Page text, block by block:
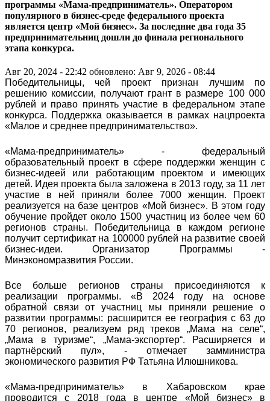
программы «Мама-предприниматель». Оператором
популярного в бизнес-среде федерального проекта
является центр «Мой бизнес». За последние два года 35
предпринимательниц дошли до финала регионального
этапа конкурса.
Авг 20, 2024 - 22:42 обновлено: Авг 9, 2026 - 08:44
Победительницы, чей проект признан лучшим по
решению комиссии, получают грант в размере 100 000
рублей и право принять участие в федеральном этапе
конкурса. Поддержка оказывается в рамках нацпроекта
«Малое и среднее предпринимательство».
«Мама-предприниматель» - федеральный
образовательный проект в сфере поддержки женщин с
бизнес-идеей или работающим проектом и имеющих
детей. Идея проекта была заложена в 2013 году, за 11 лет
участие в ней приняли более 7000 женщин. Проект
реализуется на базе центров «Мой бизнес». В этом году
обучение пройдет около 1500 участниц из более чем 60
регионов страны. Победительница в каждом регионе
получит сертификат на 100000 рублей на развитие своей
бизнес-идеи. Организатор Программы -
Минэкономразвития России.
Все больше регионов страны присоединяются к
реализации программы. «В 2024 году на основе
обратной связи от участниц мы приняли решение о
развитии программы: расширится ее география с 63 до
70 регионов, реализуем ряд треков „Мама на селе“,
„Мама в туризме“, „Мама-экспортер“. Расширяется и
партнёрский пул», - отмечает замминистра
экономического развития РФ Татьяна Илюшникова.
«Мама-предприниматель» в Хабаровском крае
проводится с 2018 года в центре «Мой бизнес» в